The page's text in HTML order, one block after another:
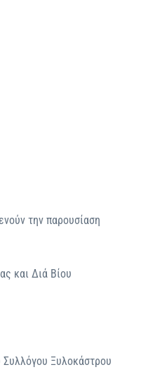
την παρουσίαση
και Διά Βίου
Ξυλοκάστρου